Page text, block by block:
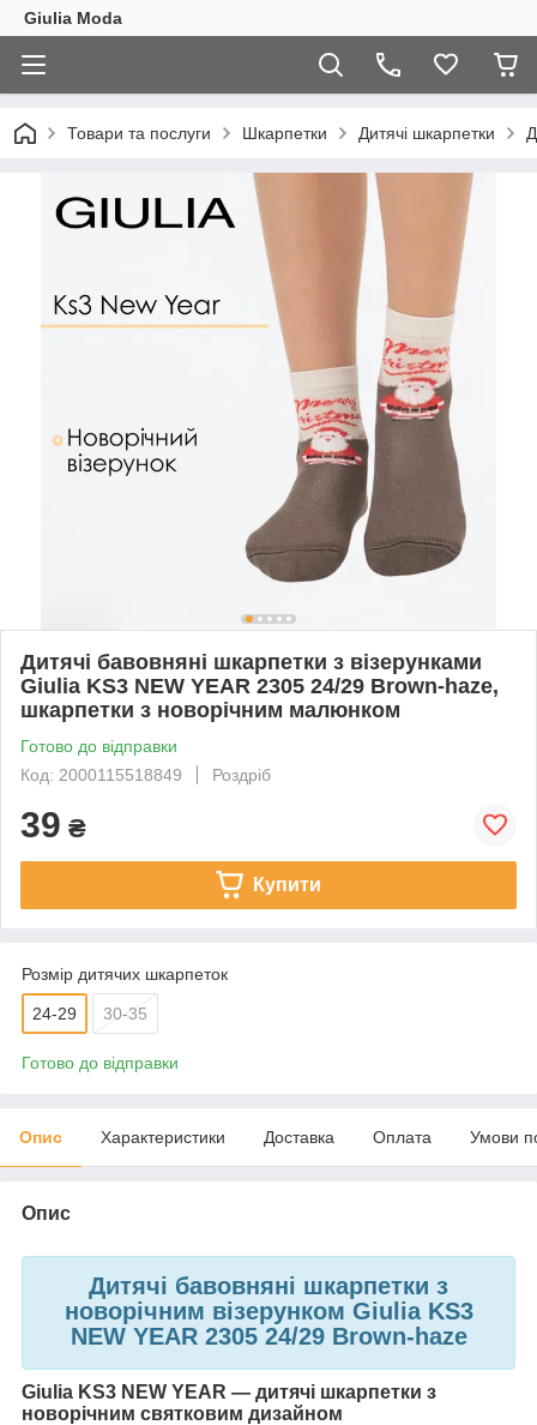
Giulia Moda
Товари та послуги Шкарпетки Дитячі шкарпетки
Дитячі бавовняні шкарпетки з візерунками
Giulia KS3 NEW YEAR 2305 24/29 Brown-haze,
шкарпетки з новорічним малюнком
Готово до відправки
Код: 2000115518849
Роздріб
39 ₴
Купити
Розмір дитячих шкарпеток
24-29 30-35
Готово до відправки
Опис Характеристики Доставка Оплата Умови
Опис
Дитячі бавовняні шкарпетки з
новорічним візерунком Giulia KS3
NEW YEAR 2305 24/29 Brown-haze
Giulia KS3 NEW YEAR — дитячі шкарпетки з
новорічним святковим дизайном